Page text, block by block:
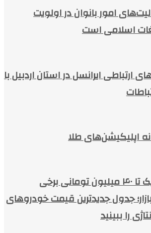
امور بانوان در اولویت‌
اسلامی است
ارتباطی ایرانسل در استان اردبیل با
اپلیکیشن‌های طلا
رشد قیمت یک تا ۴۰ میلیون تومانی برخی
جدول جدیدترین قیمت خودروهای
را ببینید